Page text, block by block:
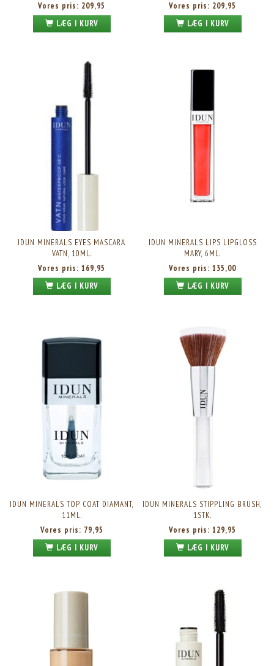
Vores pris: 209,95
LÆG I KURV
Vores pris: 209,95
LÆG I KURV
IDUN MINERALS EYES MASCARA
VATN, 10ML.
Vores pris: 169,95
LÆG I KURV
IDUN MINERALS LIPS LIPGLOSS
MARY, 6ML.
Vores pris: 135,00
LÆG I KURV
IDUN MINERALS TOP COAT DIAMANT,
11ML.
Vores pris: 79,95
LÆG I KURV
IDUN MINERALS STIPPLING BRUSH,
1STK.
Vores pris: 129,95
LÆG I KURV